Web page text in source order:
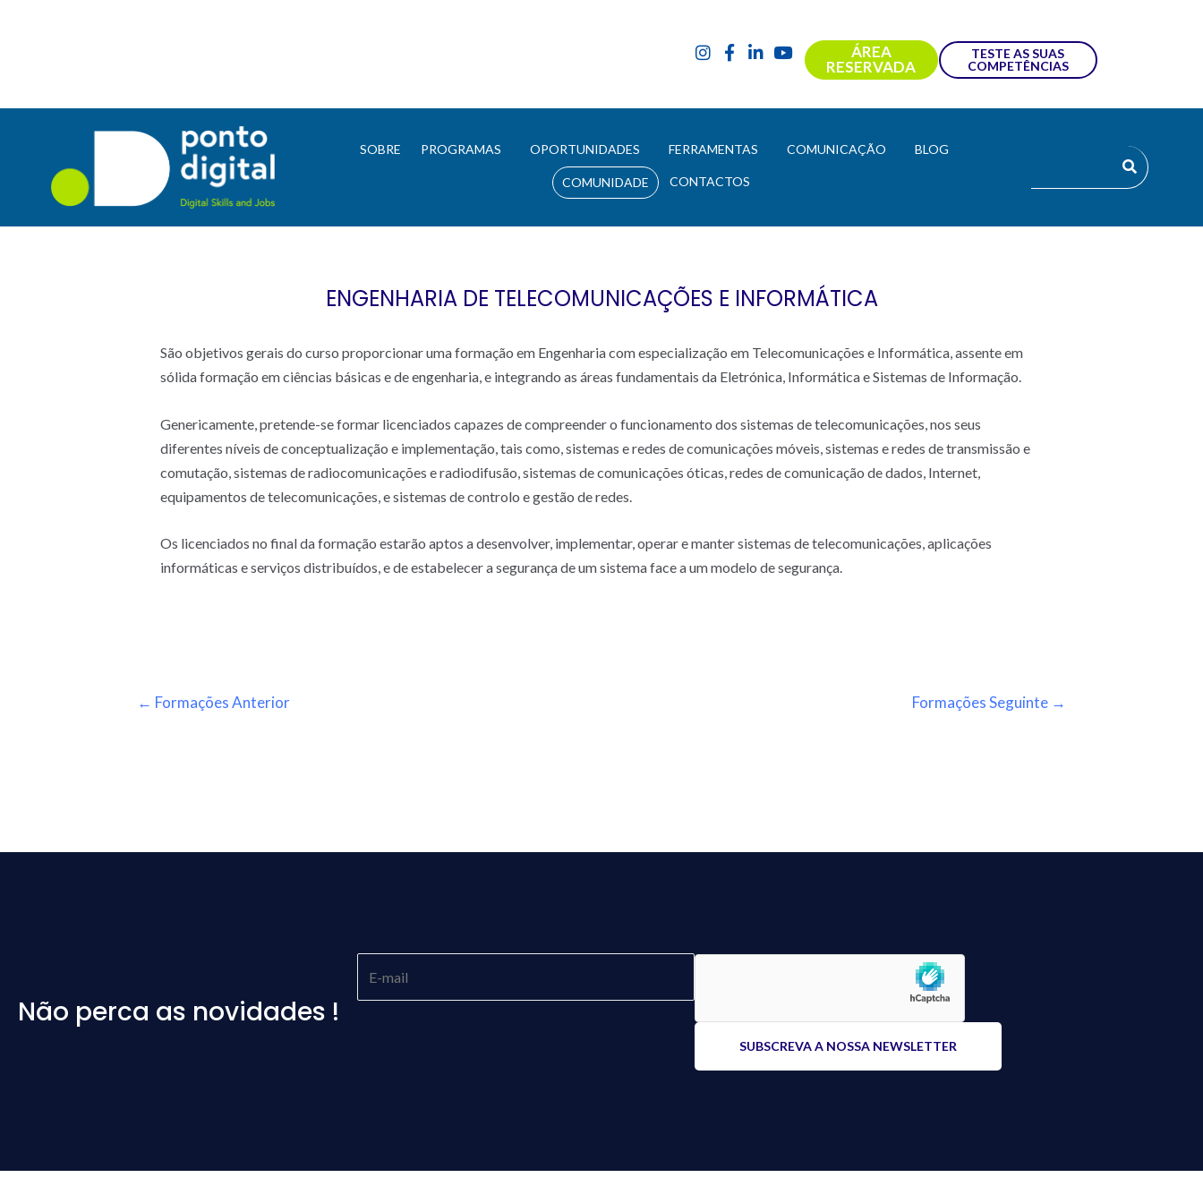
ÁREA
RESERVADA
TESTE AS SUAS
COMPETÊNCIAS
SOBRE PROGRAMAS OPORTUNIDADES FERRAMENTAS COMUNICAÇÃO BLOG
COMUNIDADE CONTACTOS
ENGENHARIA DE TELECOMUNICAÇÕES E INFORMÁTICA
São objetivos gerais do curso proporcionar uma formação em Engenharia com especialização em Telecomunicações e Informática, assente em
sólida formação em ciências básicas e de engenharia, e integrando as áreas fundamentais da Eletrónica, Informática e Sistemas de Informação.
Genericamente, pretende-se formar licenciados capazes de compreender o funcionamento dos sistemas de telecomunicações, nos seus
diferentes níveis de conceptualização e implementação, tais como, sistemas e redes de comunicações móveis, sistemas e redes de transmissão e
comutação, sistemas de radiocomunicações e radiodifusão, sistemas de comunicações óticas, redes de comunicação de dados, Internet,
equipamentos de telecomunicações, e sistemas de controlo e gestão de redes.
Os licenciados no final da formação estarão aptos a desenvolver, implementar, operar e manter sistemas de telecomunicações, aplicações
informáticas e serviços distribuídos, e de estabelecer a segurança de um sistema face a um modelo de segurança.
← Formações Anterior Formações Seguinte →
Não perca as novidades !